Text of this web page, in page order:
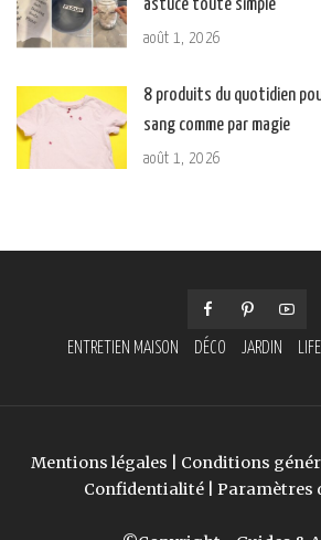
astuce toute simple
août 1, 2026
8 produits du quotidien
sang comme par magie
août 1, 2026
ENTRETIEN MAISON DÉCO JARDIN
Mentions légales Conditions
Confidentialité| Paramètres